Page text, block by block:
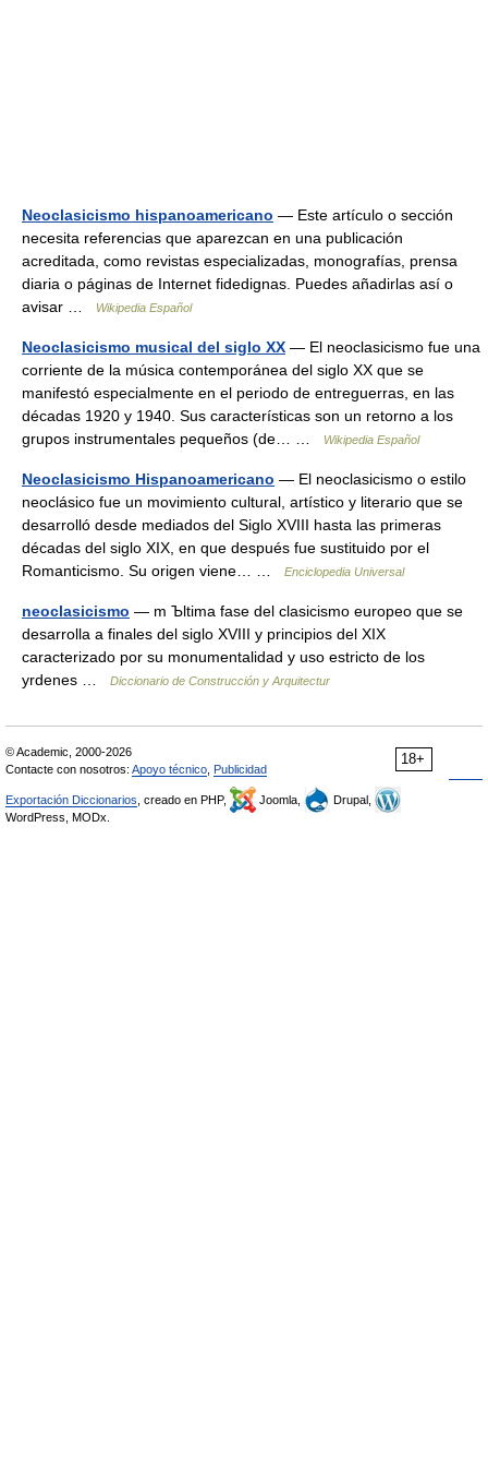
Neoclasicismo hispanoamericano — Este artículo o sección
necesita referencias que aparezcan en una publicación
acreditada, como revistas especializadas, monografías, prensa
diaria o páginas de Internet fidedignas. Puedes añadirlas así o
avisar …
Wikipedia Español
Neoclasicismo musical del siglo XX — El neoclasicismo fue una
corriente de la música contemporánea del siglo XX que se
manifestó especialmente en el periodo de entreguerras, en las
décadas 1920 y 1940. Sus características son un retorno a los
grupos instrumentales pequeños (de… …
Wikipedia Español
Neoclasicismo Hispanoamericano — El neoclasicismo o estilo
neoclásico fue un movimiento cultural, artístico y literario que se
desarrolló desde mediados del Siglo XVIII hasta las primeras
décadas del siglo XIX, en que después fue sustituido por el
Romanticismo. Su origen viene… …
Enciclopedia Universal
neoclasicismo — m Ъltima fase del clasicismo europeo que se
desarrolla a finales del siglo XVIII y principios del XIX
caracterizado por su monumentalidad y uso estricto de los
уrdenes …
Diccionario de Construcción y Arquitectur
18+
© Academic, 2000-2026
Contacte con nosotros: Apoyo técnico Publicidad
Exportación Diccionarios , creado en PHP, Joomla,
Drupal,
WordPress, MODx.